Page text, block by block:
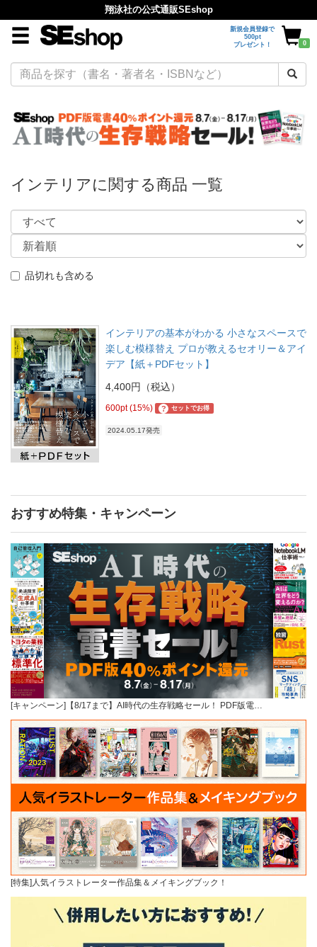
翔泳社の公式通販SEshop
新規会員登録で
500pt
プレゼント！
0
インテリアに関する商品 一覧
品切れも含める
インテリアの基本がわかる 小さなスペースで
楽しむ模様替え プロが教えるセオリー＆アイ
デア【紙＋PDFセット】
4,400円（税込）
600pt (15%) ? セットでお得
2024.05.17発売
おすすめ特集・キャンペーン
[キャンペーン]【8/17まで】AI時代の生存戦略セール！ PDF版電…
[特集]人気イラストレーター作品集＆メイキングブック！